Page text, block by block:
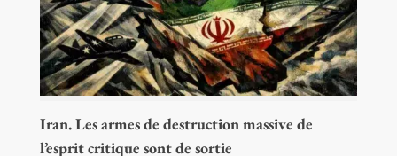
Iran. Les armes de destruction massive de
l’esprit critique sont de sortie